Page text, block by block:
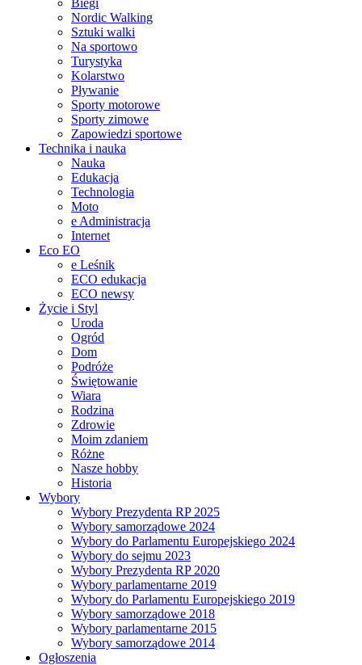
Biegi
Nordic Walking
Sztuki walki
Na sportowo
Turystyka
Kolarstwo
Pływanie
Sporty motorowe
Sporty zimowe
Zapowiedzi sportowe
Technika i nauka
Nauka
Edukacja
Technologia
Moto
e Administracja
Internet
Eco EO
e Leśnik
ECO edukacja
ECO newsy
Życie i Styl
Uroda
Ogród
Dom
Podróże
Świętowanie
Wiara
Rodzina
Zdrowie
Moim zdaniem
Różne
Nasze hobby
Historia
Wybory
Wybory Prezydenta RP 2025
Wybory samorządowe 2024
Wybory do Parlamentu Europejskiego 2024
Wybory do sejmu 2023
Wybory Prezydenta RP 2020
Wybory parlamentarne 2019
Wybory do Parlamentu Europejskiego 2019
Wybory samorządowe 2018
Wybory parlamentarne 2015
Wybory samorządowe 2014
Ogłoszenia